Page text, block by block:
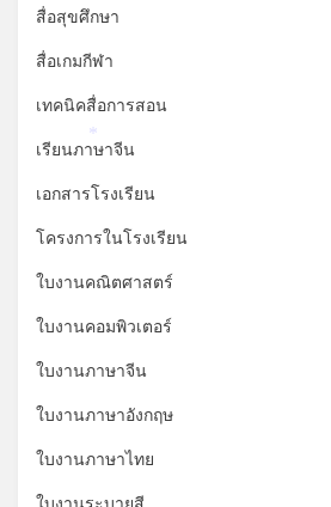
สื่อสุขศึกษา
สื่อเกมกีฬา
เทคนิคสื่อการสอน
เรียนภาษาจีน
เอกสารโรงเรียน
โครงการในโรงเรียน
ใบงานคณิตศาสตร์
ใบงานคอมพิวเตอร์
ใบงานภาษาจีน
ใบงานภาษาอังกฤษ
ใบงานภาษาไทย
*